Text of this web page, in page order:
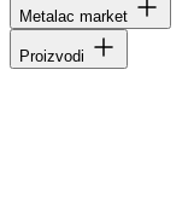
Metalac market
Proizvodi